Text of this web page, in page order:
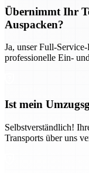
Übernimmt Ihr
Auspacken?
Ja, unser Full-
professionelle Ein-
Ist mein
Selbstverständlich!
Transports über uns